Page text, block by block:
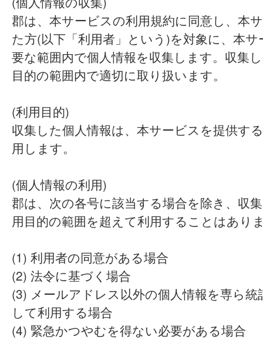
郡は、本サービスの利用規約に同意し、本
た方(以下「利用者」という)を対象に、本
要な範囲内で個人情報を収集します。収集
目的の範囲内で適切に取り扱います。
(利用目的)
収集した個人情報は、本サービスを提供す
用します。
(個人情報の利用)
郡は、次の各号に該当する場合を除き、収
用目的の範囲を超えて利用することはあり
(1) 利用者の同意がある場合
(2) 法令に基づく場合
(3) メールアドレス以外の個人情報を専ら統
して利用する場合
(4) 緊急かつやむを得ない必要がある場合